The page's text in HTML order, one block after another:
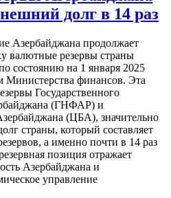
долг в 14 раз
Азербайджана продолжает
валютные резервы страны
состоянию на 1 января 2025
Министерства финансов. Эта
Государственного
(ГНФАР) и
(ЦБА), значительно
страны, который составляет
а именно почти в 14 раз
позиция отражает
Азербайджана и
управление